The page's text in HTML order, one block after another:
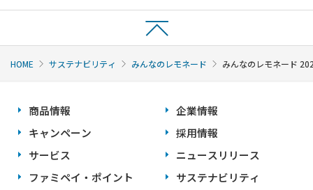
HOME サステナビリティ みんなのレモネード みんなのレモネード
商品情報
キャンペーン
サービス
ファミペイ・ポイント
企業情報
採用情報
ニュースリリース
サステナビリティ